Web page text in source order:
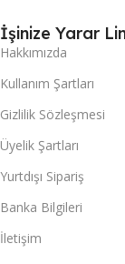
İşinize Yarar
Hakkımızda
Kullanım Şartları
Gizlilik Sözleşmesi
Üyelik Şartları
Yurtdışı Sipariş
Banka Bilgileri
İletişim